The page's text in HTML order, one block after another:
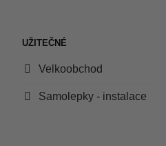
UŽITEČNÉ
Velkoobchod
Samolepky - instalace